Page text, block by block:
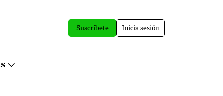
Suscríbete Inicia sesión